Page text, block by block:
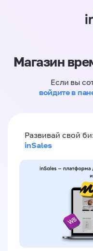
Магазин
Если вы
войдите в
Развивай свой
inSales